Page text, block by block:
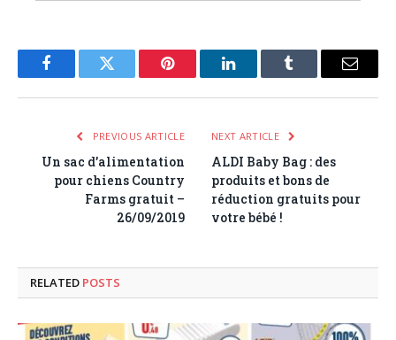
FacebookTwitter Pinterest LinkedInTumblr Email
PREVIOUS ARTICLE
Un sac d’alimentation
pour chiens Country
Farms gratuit –
26/09/2019
NEXT ARTICLE
ALDI Baby Bag : des
produits et bons de
réduction gratuits pour
votre bébé !
RELATED POSTS